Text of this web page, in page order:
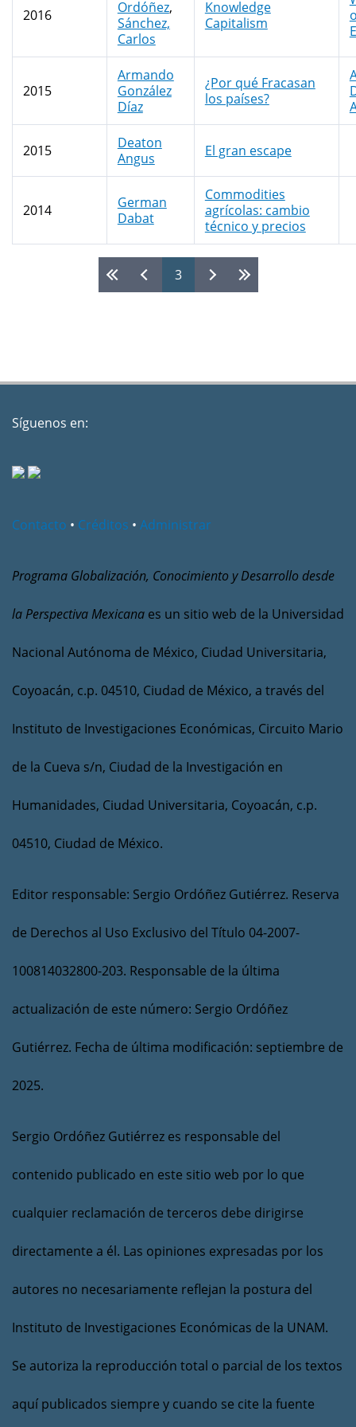
2016
Ordóñez,
Sánchez,
Carlos
Knowledge
Capitalism
2015
Armando
González
Díaz
¿Por qué Fracasan
los países?
2015
Deaton
Angus
El gran escape
2014
German
Dabat
Commodities
agrícolas: cambio
técnico y precios
3
Síguenos en:
Contacto • Créditos • Administrar
Programa Globalización, Conocimiento y Desarrollo desde
la Perspectiva Mexicana es un sitio web de la Universidad
Nacional Autónoma de México, Ciudad Universitaria,
Coyoacán, c.p. 04510, Ciudad de México, a través del
Instituto de Investigaciones Económicas, Circuito Mario
de la Cueva s/n, Ciudad de la Investigación en
Humanidades, Ciudad Universitaria, Coyoacán, c.p.
04510, Ciudad de México.
Editor responsable: Sergio Ordóñez Gutiérrez. Reserva
de Derechos al Uso Exclusivo del Título 04-2007-
100814032800-203. Responsable de la última
actualización de este número: Sergio Ordóñez
Gutiérrez. Fecha de última modificación: septiembre de
2025.
Sergio Ordóñez Gutiérrez es responsable del
contenido publicado en este sitio web por lo que
cualquier reclamación de terceros debe dirigirse
directamente a él. Las opiniones expresadas por los
autores no necesariamente reflejan la postura del
Instituto de Investigaciones Económicas de la UNAM.
Se autoriza la reproducción total o parcial de los textos
aquí publicados siempre y cuando se cite la fuente